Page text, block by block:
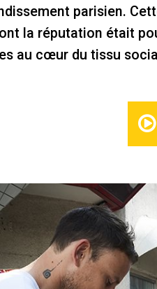
parisien.
la réputation était
au cœur du tissu